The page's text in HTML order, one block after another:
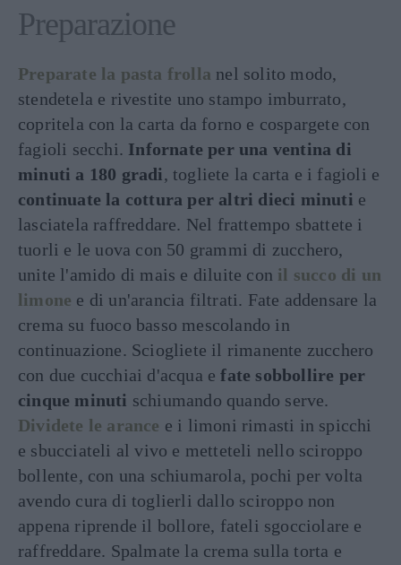
Preparazione
Preparate la pasta frolla nel solito modo,
stendetela e rivestite uno stampo imburrato,
copritela con la carta da forno e cospargete con
fagioli secchi. Infornate per una ventina di
minuti a 180 gradi, togliete la carta e i fagioli e
continuate la cottura per altri dieci minuti e
lasciatela raffreddare. Nel frattempo sbattete i
tuorli e le uova con 50 grammi di zucchero,
unite l'amido di mais e diluite con il succo di un
limone e di un'arancia filtrati. Fate addensare la
crema su fuoco basso mescolando in
continuazione. Sciogliete il rimanente zucchero
con due cucchiai d'acqua efate sobbollire per
cinque minuti schiumando quando serve.
Dividete le arance e i limoni rimasti in spicchi
e sbucciateli al vivo e metteteli nello sciroppo
bollente, con una schiumarola, pochi per volta
avendo cura di toglierli dallo sciroppo non
appena riprende il bollore, fateli sgocciolare e
raffreddare. Spalmate la crema sulla torta e